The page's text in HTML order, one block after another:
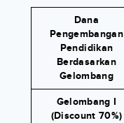
Dana
Pengembangan
Pendidikan
Berdasarkan
Gelombang
Gelombang I
(Discount 70%)